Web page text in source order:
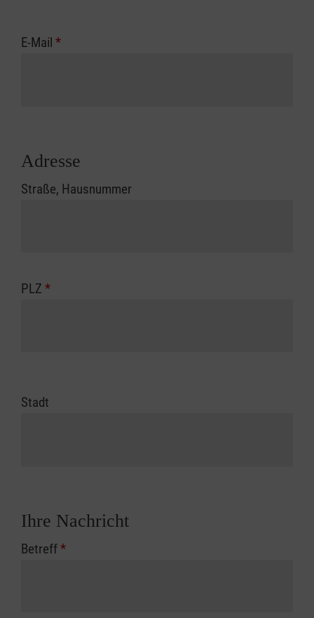
E-Mail *
Adresse
Straße, Hausnummer
PLZ *
Stadt
Ihre Nachricht
Betreff*